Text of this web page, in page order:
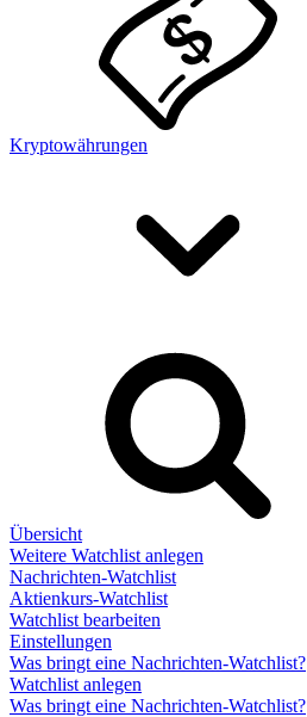
Kryptowährungen
Übersicht
Weitere Watchlist anlegen
Nachrichten-Watchlist
Aktienkurs-Watchlist
Watchlist bearbeiten
Einstellungen
Was bringt eine Nachrichten-Watchlist?
Watchlist anlegen
Was bringt eine Nachrichten-Watchlist?